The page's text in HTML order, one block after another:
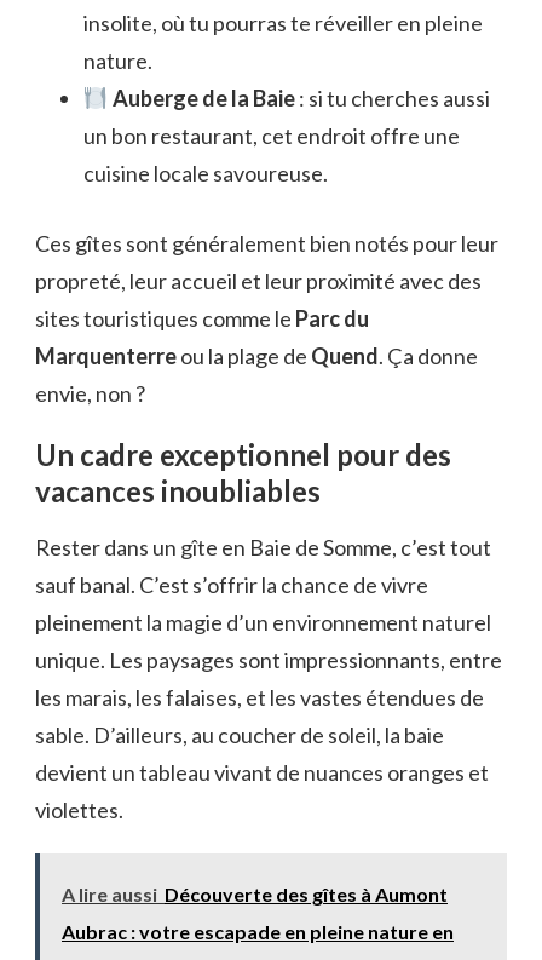
insolite, où tu pourras te réveiller en pleine
nature.
Auberge de la Baie: si tu cherches aussi
un bon restaurant, cet endroit offre une
cuisine locale savoureuse.
Ces gîtes sont généralement bien notés pour leur
propreté, leur accueil et leur proximité avec des
sites touristiques comme le Parc du
Marquenterreou la plage de Quend. Ça donne
envie, non ?
Un cadre exceptionnel pour des
vacances inoubliables
Rester dans un gîte en Baie de Somme, c’est tout
sauf banal. C’est s’offrir la chance de vivre
pleinement la magie d’un environnement naturel
unique. Les paysages sont impressionnants, entre
les marais, les falaises, et les vastes étendues de
sable. D’ailleurs, au coucher de soleil, la baie
devient un tableau vivant de nuances oranges et
violettes.
A lire aussi Découverte des gîtes à Aumont
Aubrac : votre escapade en pleine nature en